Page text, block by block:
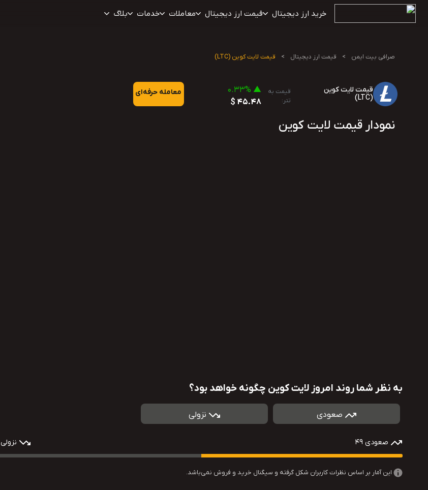
خرید ارز دیجیتال قیمت ارز دیجیتال معاملات خدمات بلاگ
صرافی بیت ایمن > قیمت ارز دیجیتال > قیمت لایت کوین (LTC)
قیمت لایت کوین
(LTC)
قیمت به
تتر:
▲ 0.33%
45.48 $
معامله حرفه‌ای
نمودار قیمت لایت کوین
به نظر شما روند امروز لایت کوین چگونه خواهد بود؟
صعودی نزولی
صعودی 49 نزولی 51
این آمار بر اساس نظرات کاربران شکل گرفته و سیگنال خرید و فروش نمی‌باشد.